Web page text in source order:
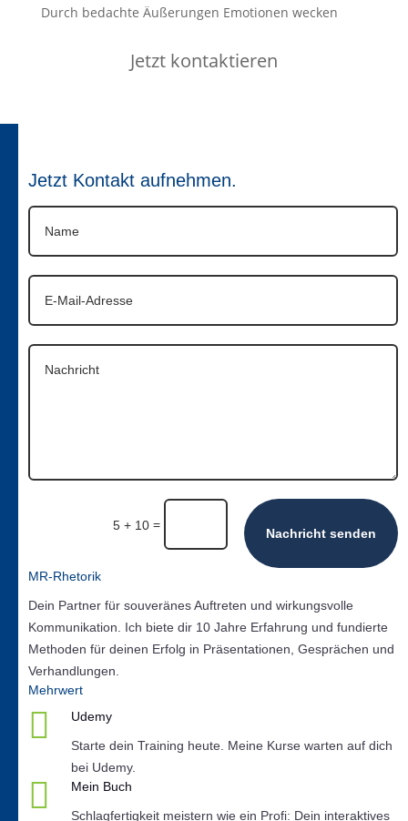
Durch bedachte Äußerungen Emotionen wecken
Jetzt kontaktieren
Jetzt Kontakt aufnehmen.
5 + 10 =
Nachricht senden
MR-Rhetorik
Dein Partner für souveränes Auftreten und wirkungsvolle
Kommunikation. Ich biete dir 10 Jahre Erfahrung und fundierte
Methoden für deinen Erfolg in Präsentationen, Gesprächen und
Verhandlungen.
Mehrwert

Udemy
Starte dein Training heute. Meine Kurse warten auf dich
bei Udemy.

Mein Buch
Schlagfertigkeit meistern wie ein Profi: Dein interaktives